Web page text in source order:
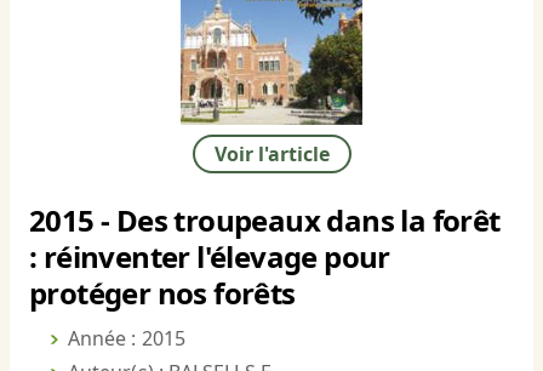
Voir l'article
2015 - Des troupeaux dans la forêt
: réinventer l'élevage pour
protéger nos forêts
Année : 2015